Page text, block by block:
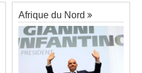
Ethiopie:Addis-Abeba - L'église
d'Afrique lance officiellement son
'cheminement' vers la grande
Assemblée de 2028
Afrique de l'Est: Le pari du régime
érythréen - Pousser le Tigray vers
une zone tampon dans le cadre
d'une nouvelle guerre par
procuration
Afrique du Nord